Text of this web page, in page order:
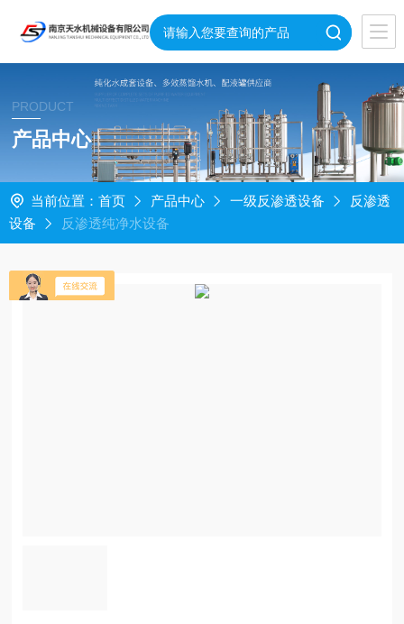
PRODUCT
产品中心
当前位置： 首页 产品中心 一级反渗透设备
反渗透
设备
反渗透纯净水设备